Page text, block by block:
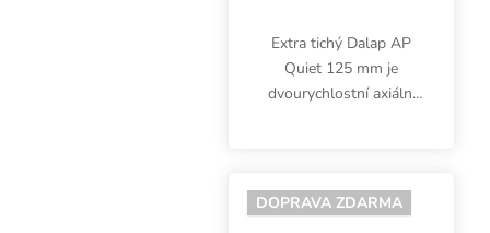
Extra tichý Dalap AP
Quiet 125 mm je
dvourychlostní axiální
vnitřkem z ABS plastu a
kuličkovým ložiskem.
DOPRAVA ZDARMA